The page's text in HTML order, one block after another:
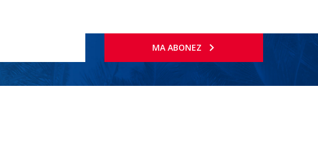
MA ABONEZ